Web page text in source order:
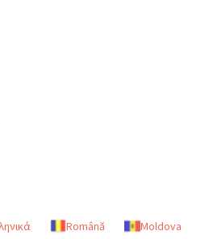
Română Moldova